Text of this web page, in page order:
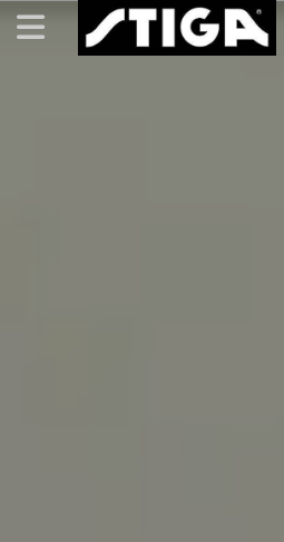
STIGA | 瑞典國際乒乓球台灣代理商